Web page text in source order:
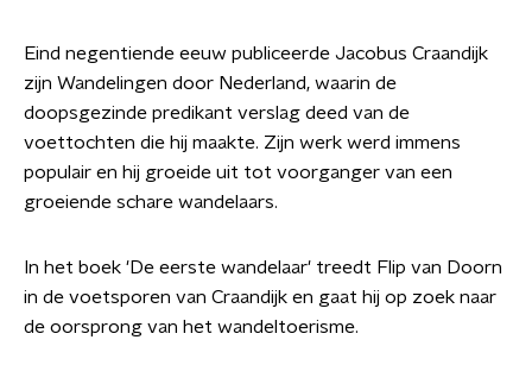
Eind negentiende eeuw publiceerde Jacobus Craandijk
zijn Wandelingen door Nederland, waarin de
doopsgezinde predikant verslag deed van de
voettochten die hij maakte. Zijn werk werd immens
populair en hij groeide uit tot voorganger van een
groeiende schare wandelaars.
In het boek 'De eerste wandelaar' treedt Flip van Doorn
in de voetsporen van Craandijk en gaat hij op zoek naar
de oorsprong van het wandeltoerisme.